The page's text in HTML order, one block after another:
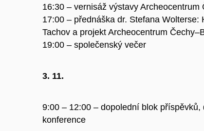
16:30 – vernisáž výstavy Archeocentrum
17:00 – přednáška dr. Stefana Wolterse:
Tachov a projekt Archeocentrum
19:00 – společenský večer
3. 11.
9:00 – 12:00 – dopolední blok
konference